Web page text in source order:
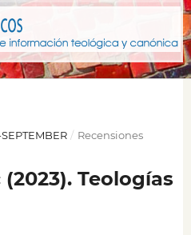
/ Recensiones
Teologías